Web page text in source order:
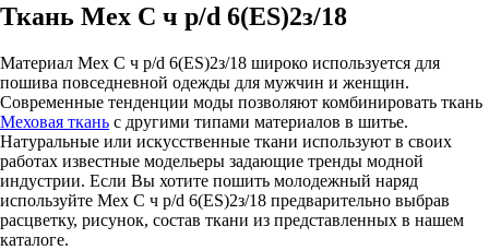
Ткань Мех С ч p/d 6(ES)2з/18
Материал Мех С ч p/d 6(ES)2з/18 широко используется для
пошива повседневной одежды для мужчин и женщин.
Современные тенденции моды позволяют комбинировать ткань
Меховая ткань с другими типами материалов в шитье.
Натуральные или искусственные ткани используют в своих
работах известные модельеры задающие тренды модной
индустрии. Если Вы хотите пошить молодежный наряд
используйте Мех С ч p/d 6(ES)2з/18 предварительно выбрав
расцветку, рисунок, состав ткани из представленных в нашем
каталоге.